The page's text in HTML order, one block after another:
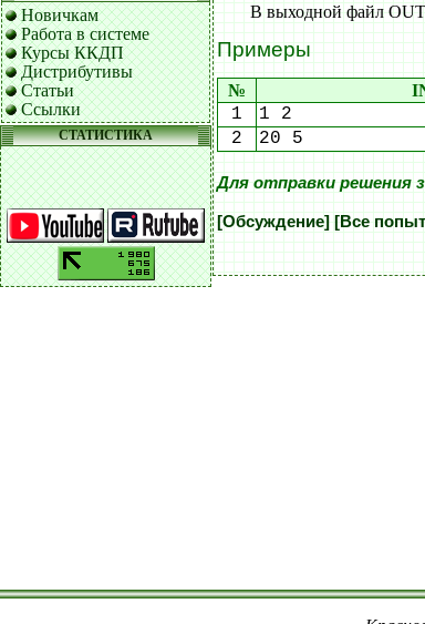
Новичкам
Работа в системе
Курсы ККДП
Дистрибутивы
Статьи
Ссылки
СТАТИСТИКА
В выходной файл
Примеры
№
1 1 2
2
20 5
Для отправки решения
[Обсуждение] [Все